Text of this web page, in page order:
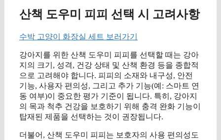
산책 도우미 피피 선택 시 고려사항
수박 고양이 화장실 세트 보러가기
강아지를 위한 산책 도우미 피피를 선택할 때는 강아
지의 크기, 성격, 건강 상태 및 산책 환경 등을 종합적
으로 고려해야 합니다. 피피의 소재와 내구성, 안전
기능, 사용자 편의성, 그리고 추가 기능(예: 스마트 연
동 여부)이 중요한 평가 기준이 됩니다. 특히, 강아지
의 목과 척추 건강을 보호하기 위해 충격 완화 기능이
탑재된 제품을 선택하는 것이 권장됩니다.
더불어, 산책 도우미 피피는 보호자의 사용 편의성도